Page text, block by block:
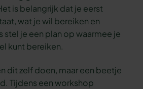
is belangrijk dat je eerst
wat je wil bereiken en
stel je een plan op waarmee je
kunt bereiken.
dit zelf doen, maar een beetje
Tijdens een workshop